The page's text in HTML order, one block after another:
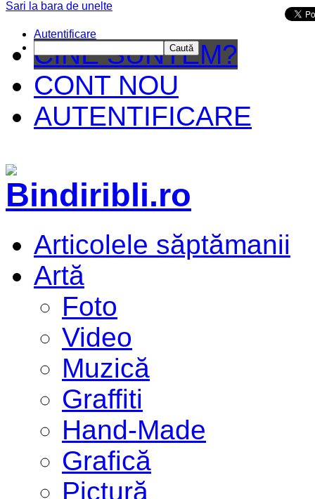
CINE SUNTEM?
CONT NOU
AUTENTIFICARE
Articolele săptămanii
Artă
Foto
Video
Muzică
Graffiti
Hand-Made
Grafică
Pictură
Sari la bara de unelte
Autentificare
Caută